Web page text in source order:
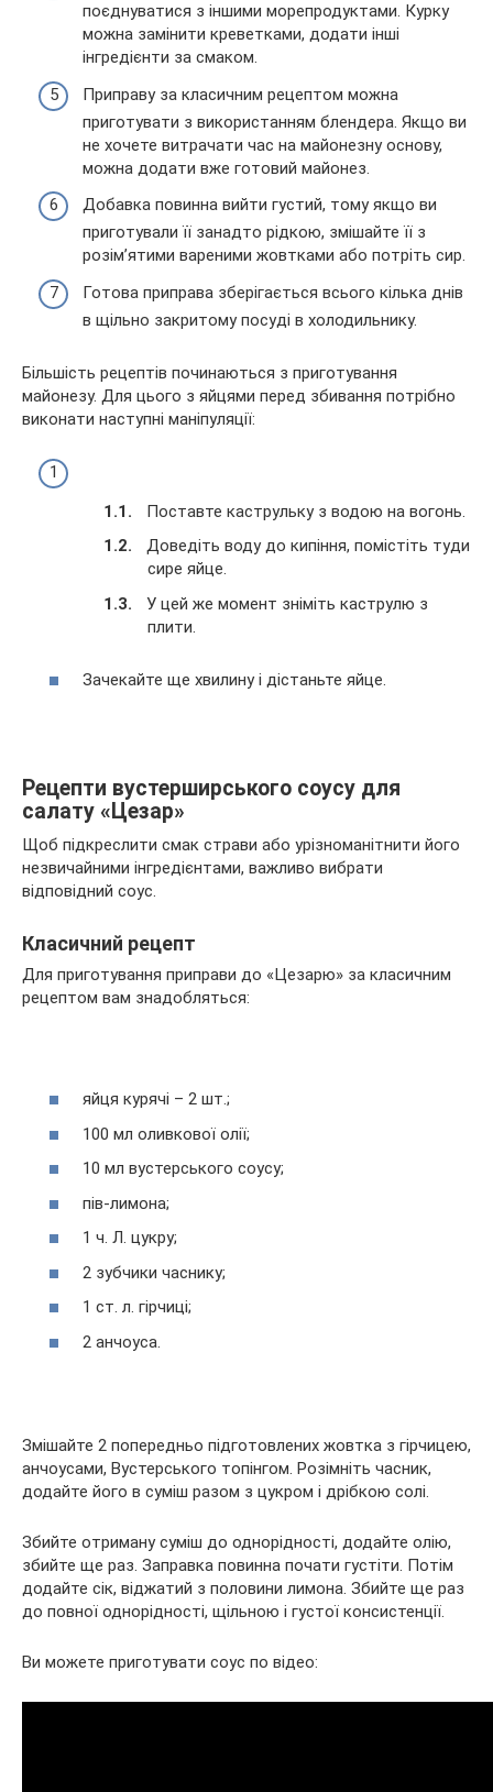
поєднуватися з іншими морепродуктами. Курку
можна замінити креветками, додати інші
інгредієнти за смаком.
Приправу за класичним рецептом можна
приготувати з використанням блендера. Якщо ви
не хочете витрачати час на майонезну основу,
можна додати вже готовий майонез.
Добавка повинна вийти густий, тому якщо ви
приготували її занадто рідкою, змішайте її з
розім’ятими вареними жовтками або потріть сир.
Готова приправа зберігається всього кілька днів
в щільно закритому посуді в холодильнику.
Більшість рецептів починаються з приготування
майонезу. Для цього з яйцями перед збивання потрібно
виконати наступні маніпуляції:
Поставте каструльку з водою на вогонь.
Доведіть воду до кипіння, помістіть туди
сире яйце.
У цей же момент зніміть каструлю з
плити.
Зачекайте ще хвилину і дістаньте яйце.
Рецепти вустерширського соусу для
салату «Цезар»
Щоб підкреслити смак страви або урізноманітнити його
незвичайними інгредієнтами, важливо вибрати
відповідний соус.
Класичний рецепт
Для приготування приправи до «Цезарю» за класичним
рецептом вам знадобляться:
яйця курячі – 2 шт.;
100 мл оливкової олії;
10 мл вустерського соусу;
пів-лимона;
1 ч. Л. цукру;
2 зубчики часнику;
1 ст. л. гірчиці;
2 анчоуса.
Змішайте 2 попередньо підготовлених жовтка з гірчицею,
анчоусами, Вустерського топінгом. Розімніть часник,
додайте його в суміш разом з цукром і дрібкою солі.
Збийте отриману суміш до однорідності, додайте олію,
збийте ще раз. Заправка повинна почати густіти. Потім
додайте сік, віджатий з половини лимона. Збийте ще раз
до повної однорідності, щільною і густої консистенції.
Ви можете приготувати соус по відео: